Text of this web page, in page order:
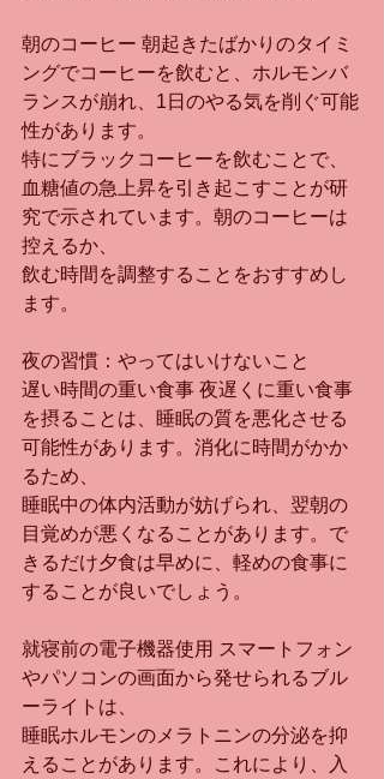
朝のコーヒー 朝起きたばかりのタイミ
ングでコーヒーを飲むと、ホルモンバ
ランスが崩れ、1日のやる気を削ぐ可能
性があります。
特にブラックコーヒーを飲むことで、
血糖値の急上昇を引き起こすことが研
究で示されています。朝のコーヒーは
控えるか、
飲む時間を調整することをおすすめし
ます。
夜の習慣：やってはいけないこと
遅い時間の重い食事 夜遅くに重い食事
を摂ることは、睡眠の質を悪化させる
可能性があります。消化に時間がかか
るため、
睡眠中の体内活動が妨げられ、翌朝の
目覚めが悪くなることがあります。で
きるだけ夕食は早めに、軽めの食事に
することが良いでしょう。
就寝前の電子機器使用 スマートフォン
やパソコンの画面から発せられるブル
ーライトは、
睡眠ホルモンのメラトニンの分泌を抑
えることがあります。これにより、入